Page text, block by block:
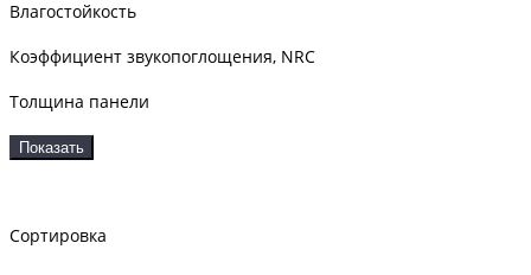
Влагостойкость
Коэффициент звукопоглощения, NRC
Толщина панели
Показать
Сортировка